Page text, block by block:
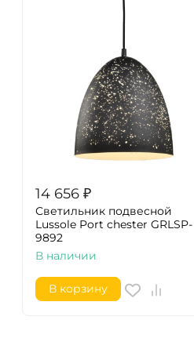
14 656 ₽
Светильник подвесной
Lussole Port chester GRLSP-
9892
В наличии
В корзину